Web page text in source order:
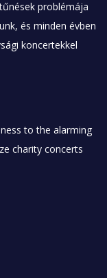
problémája
és minden évben
koncertekkel
to the alarming
charity concerts